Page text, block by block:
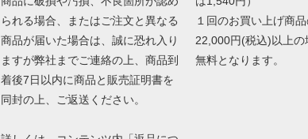
られる場合、またはご注文と異なる
商品が届いた場合は、誠に恐れ入り
ますが弊社までご連絡の上、商品到
着後7日以内に商品と販売証明書を
同封の上、ご返送ください。
１回のお買い上げ商
22,000円(税込)以上の
無料となります。